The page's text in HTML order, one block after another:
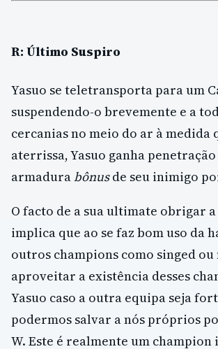
R: Último Suspiro
Yasuo se teletransporta para um
suspendendo-o brevemente e a
cercanias no meio do ar à medida
aterrissa, Yasuo ganha
armadurabônusde seu inimigo
O facto de a sua ultimate obrigar
implica que ao se faz bom uso da
outros champions como singed
aproveitar a existência desses
Yasuo caso a outra equipa seja
podermos salvar a nós próprios
W. Este é realmente um